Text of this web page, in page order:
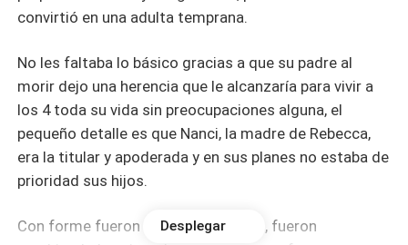
convirtió en una adulta temprana.
No les faltaba lo básico gracias a que su padre al
morir dejo una herencia que le alcanzaría para vivir a
los 4 toda su vida sin preocupaciones alguna, el
pequeño detalle es que Nanci, la madre de Rebecca,
era la titular y apoderada y en sus planes no estaba de
prioridad sus hijos.
Con forme fueron pasando los años, fueron
Desplegar